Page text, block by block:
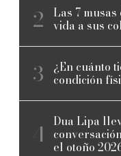
Las 7
vida a sus
¿En cuánto
condición
Dua Lipa
el otoño